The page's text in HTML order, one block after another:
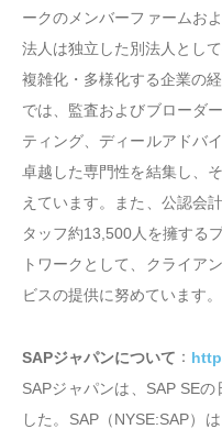
ークのメンバーファームお
法人は独立した別法人とし
複雑化・多様化する企業の
では、監査およびブローダ
ティング、ディールアドバ
卓越した専門性を結集し、
えています。また、公認会
タッフ約13,500人を擁する
トワークとして、クライア
ビスの提供に努めています。
SAPジャパンについて ：
SAPジャパンは、SAP SE
した。SAP（NYSE:SAP）